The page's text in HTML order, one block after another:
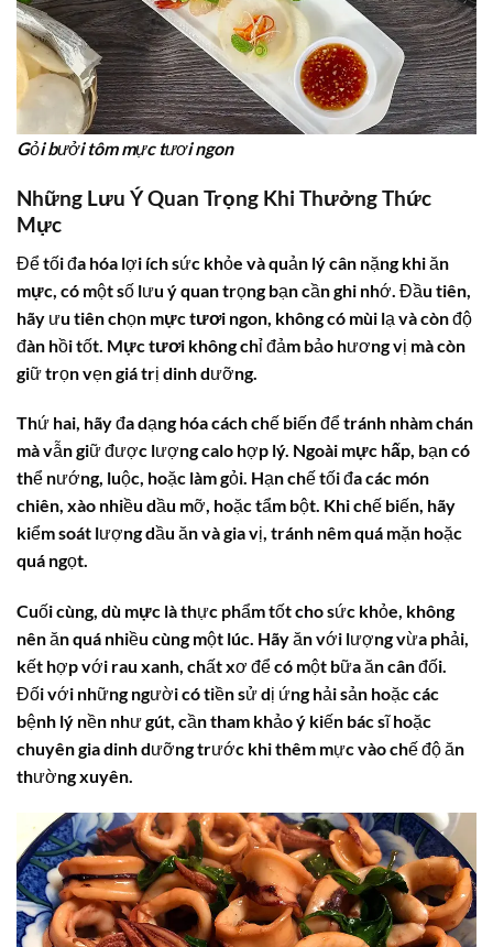
Gỏi bưởi tôm mực tươi ngon
Những Lưu Ý Quan Trọng Khi Thưởng Thức
Mực
Để tối đa hóa lợi ích sức khỏe và quản lý cân nặng khi ăn
mực , có một số lưu ý quan trọng bạn cần ghi nhớ. Đầu tiên,
hãy ưu tiên chọn mực tươi ngon, không có mùi lạ và còn độ
đàn hồi tốt. Mực tươi không chỉ đảm bảo hương vị mà còn
giữ trọn vẹn giá trị dinh dưỡng.
Thứ hai, hãy đa dạng hóa cách chế biến để tránh nhàm chán
mà vẫn giữ được lượngcalo hợp lý. Ngoài mực hấp, bạn có
thể nướng, luộc, hoặc làm gỏi. Hạn chế tối đa các món
chiên, xào nhiều dầu mỡ, hoặc tẩm bột. Khi chế biến, hãy
kiểm soát lượng dầu ăn và gia vị, tránh nêm quá mặn hoặc
quá ngọt.
Cuối cùng, dù mực là thực phẩm tốt cho sức khỏe, không
nên ăn quá nhiều cùng một lúc. Hãy ăn với lượng vừa phải,
kết hợp với rau xanh, chất xơ để có một bữa ăn cân đối.
Đối với những người có tiền sử dị ứng hải sản hoặc các
bệnh lý nền như gút, cần tham khảo ý kiến bác sĩ hoặc
chuyên gia dinh dưỡng trước khi thêm mực vào chế độ ăn
thường xuyên.